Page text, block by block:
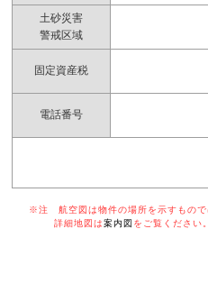
土砂災害
警戒区域
固定資産税
電話番号
※注 航空図は物件の場所を示すものでは
詳細地図は案内図 をご覧ください